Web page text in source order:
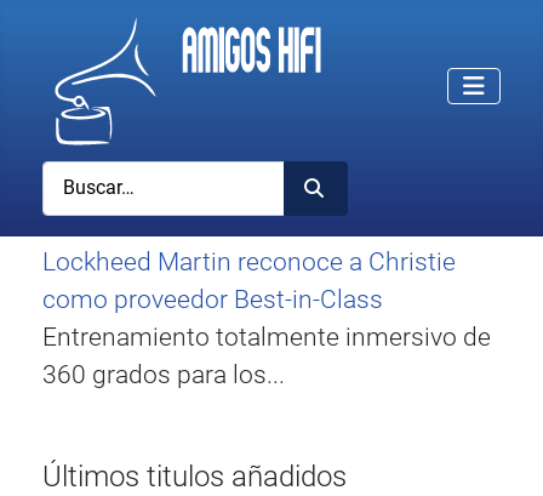
Buscar
Lockheed Martin reconoce a Christie
como proveedor Best-in-Class
Entrenamiento totalmente inmersivo de
360 grados para los...
Últimos titulos añadidos